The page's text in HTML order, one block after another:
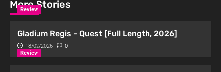
More Stories
Review
Gladium Regis – Quest [Full Length, 2026]
18/02/2026 0
Review